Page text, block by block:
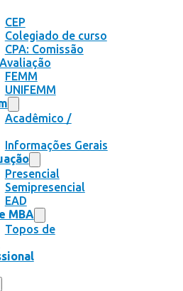
CEP
Colegiado de curso
CPA: Comissão
FEMM
UNIFEMM
Acadêmico /
Informações Gerais
Presencial
Semipresencial
EAD
MBA
Topos de